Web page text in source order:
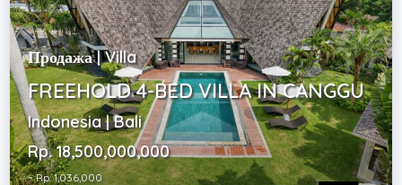
Продажа | Villa
FREEHOLD 4-BED VILLA IN CANGGU
Indonesia | Bali
Rp. 18,500,000,000
~ Rp. 1,036,000